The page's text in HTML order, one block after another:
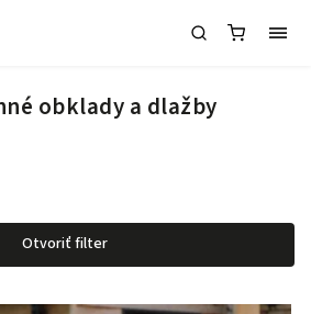
obklady a dlažby
Otvoriť filter